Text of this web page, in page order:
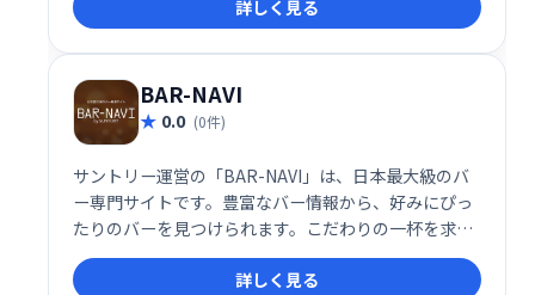
快適な食事空間を見つけましょう。
詳しく見る
BAR-NAVI
0.0 (0件)
サントリー運営の「BAR-NAVI」は、日本最大級のバ
ー専門サイトです。豊富なバー情報から、好みにぴっ
たりのバーを見つけられます。こだわりの一杯を求め
る方、新しい出会いを求める方、様々なニーズに対応
します。あなたに最適なバー選びをサポートします。
詳しく見る